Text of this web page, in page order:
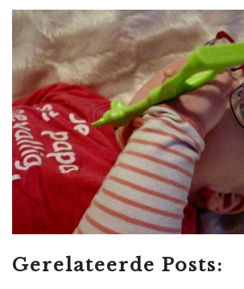
Gerelateerde Posts: